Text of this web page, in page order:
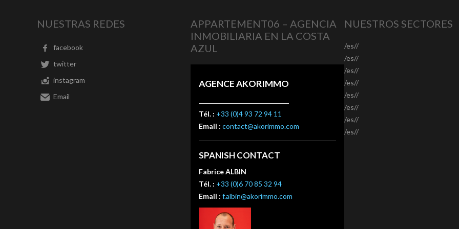
NUESTRAS REDES
facebook
twitter
instagram
Email
APPARTEMENT06 – AGENCIA
INMOBILIARIA EN LA COSTA
AZUL
AGENCE AKORIMMO
Tél. : +33 (0)4 93 72 94 11
Email : contact@akorimmo.com
SPANISH CONTACT
Fabrice ALBIN
Tél. : +33 (0)6 70 85 32 94
Email : f.albin@akorimmo.com
NUESTROS SECTORES
/es//
/es//
/es//
/es//
/es//
/es//
/es//
/es//